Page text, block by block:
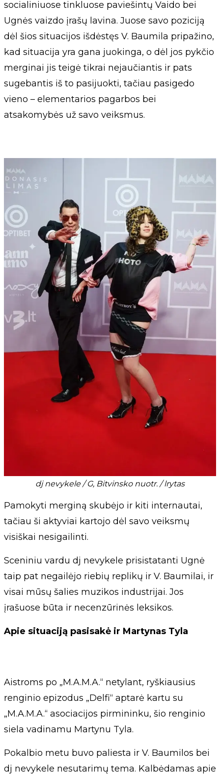
socialiniuose tinkluose paviešintų Vaido bei
Ugnės vaizdo įrašų lavina. Juose savo poziciją
dėl šios situacijos išdėstęs V. Baumila pripažino,
kad situacija yra gana juokinga, o dėl jos pykčio
merginai jis teigė tikrai nejaučiantis ir pats
sugebantis iš to pasijuokti, tačiau pasigedo
vieno – elementarios pagarbos bei
atsakomybės už savo veiksmus.
dj nevykele / G, Bitvinsko nuotr. / lrytas
Pamokyti merginą skubėjo ir kiti internautai,
tačiau ši aktyviai kartojo dėl savo veiksmų
visiškai nesigailinti.
Sceniniu vardu dj nevykele prisistatanti Ugnė
taip pat negailėjo riebių replikų ir V. Baumilai, ir
visai mūsų šalies muzikos industrijai. Jos
įrašuose būta ir necenzūrinės leksikos.
Apie situaciją pasisakė ir Martynas Tyla
Aistroms po „M.A.M.A.“ netylant, ryškiausius
renginio epizodus „Delfi“ aptarė kartu su
„M.A.M.A.“ asociacijos pirmininku, šio renginio
siela vadinamu Martynu Tyla.
Pokalbio metu buvo paliesta ir V. Baumilos bei
dj nevykele nesutarimų tema. Kalbėdamas apie